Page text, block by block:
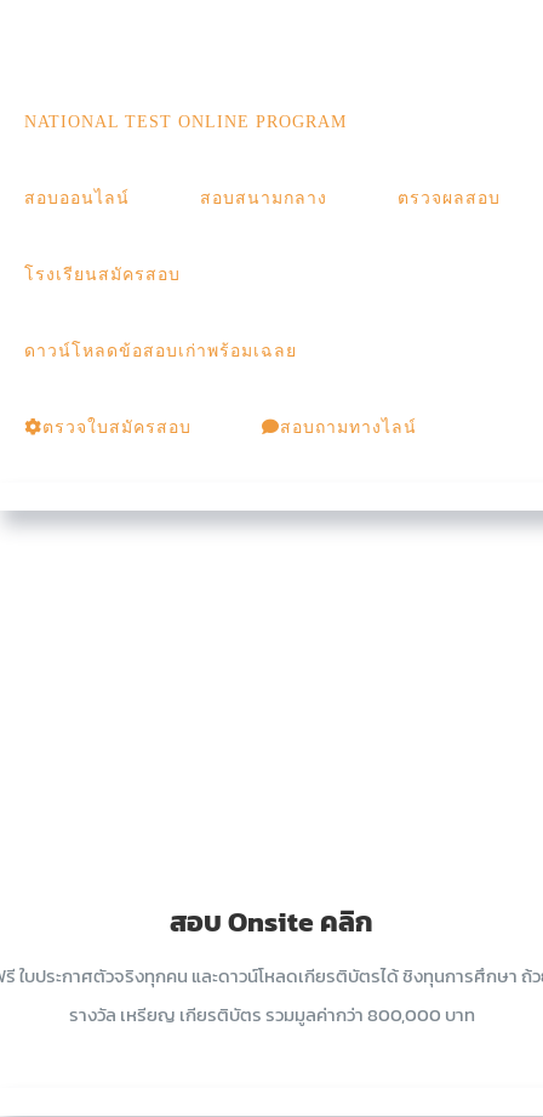
NATIONAL TEST ONLINE PROGRAM
สอบออนไลน์ สอบสนามกลาง ตรวจผลสอบ
โรงเรียนสมัครสอบ
ดาวน์โหลดข้อสอบเก่าพร้อมเฉลย
ตรวจใบสมัครสอบ สอบถามทางไลน์
สอบ Onsite คลิก
ใบประกาศตัวจริงทุกคน และดาวน์โหลดเกียรติบัตรได้ ชิงทุนการศึกษา ถ้
รางวัล เหรียญ เกียรติบัตร รวมมูลค่ากว่า 800,000 บาท